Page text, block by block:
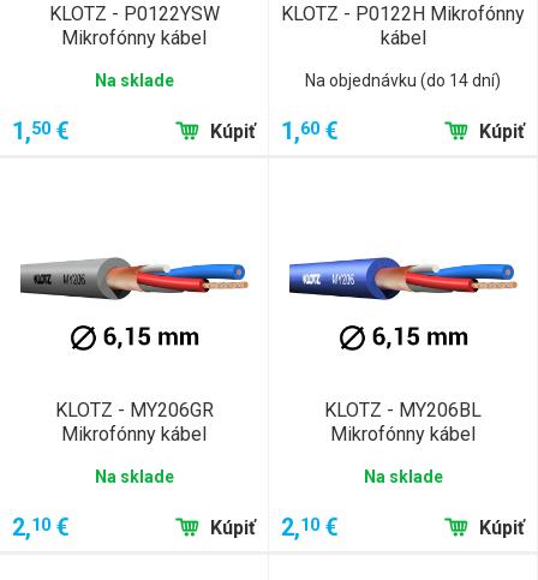
KLOTZ - P0122YSW
Mikrofónny kábel
Na sklade
1,50 € Kúpiť
KLOTZ - P0122H Mikrofónny
kábel
Na objednávku (do 14 dní)
1,60 € Kúpiť
KLOTZ - MY206GR
Mikrofónny kábel
Na sklade
2,10 € Kúpiť
KLOTZ - MY206BL
Mikrofónny kábel
Na sklade
2,10 € Kúpiť